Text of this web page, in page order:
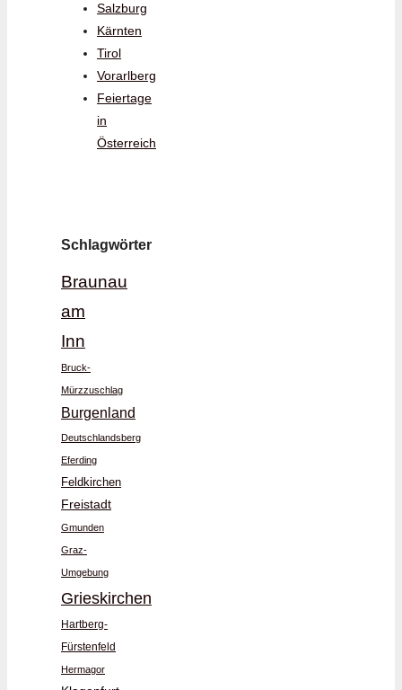
Salzburg
Kärnten
Tirol
Vorarlberg
Feiertage
in
Österreich
Schlagwörter
Braunau
am
Inn
Bruck-
Mürzzuschlag
Burgenland
Deutschlandsberg
Eferding
Feldkirchen
Freistadt
Gmunden
Graz-
Umgebung
Grieskirchen
Hartberg-
Fürstenfeld
Hermagor